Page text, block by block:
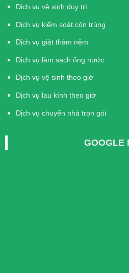
Dịch vụ vệ sinh duy trì
Dịch vụ kiểm soát côn trùng
Dịch vụ giặt thảm nệm
Dịch vụ làm sạch ống nước
Dịch vụ vệ sinh theo giờ
Dịch vụ lau kính theo giờ
Dịch vụ chuyển nhà trọn gói
GOOGLE